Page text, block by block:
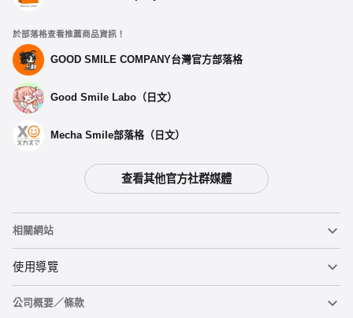
【再販】 CAworks 《無職轉生～到了異世界就拿出真本事～》
艾莉絲·伯雷亞斯·格雷拉特 泳裝Ver. - 預定於2026年03月發售
預購期間：2025年09月26日~至 (JST)2025年11月05日
CAworks 《無職轉生～到了異世界就拿出真本事～》 艾莉絲·伯
於部落格查看推薦商品資訊！
GOOD SMILE COMPANY台灣官方部落格
Good Smile Labo（日文）
Mecha Smile部落格（日文）
查看其他官方社群媒體
相關網站
黏土人
黏土人臉部製造機（英文）
使用導覽
重要公告
公司概要／條款